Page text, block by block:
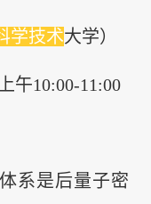
学技术大学）
午10:00-11:00
系是后量子密